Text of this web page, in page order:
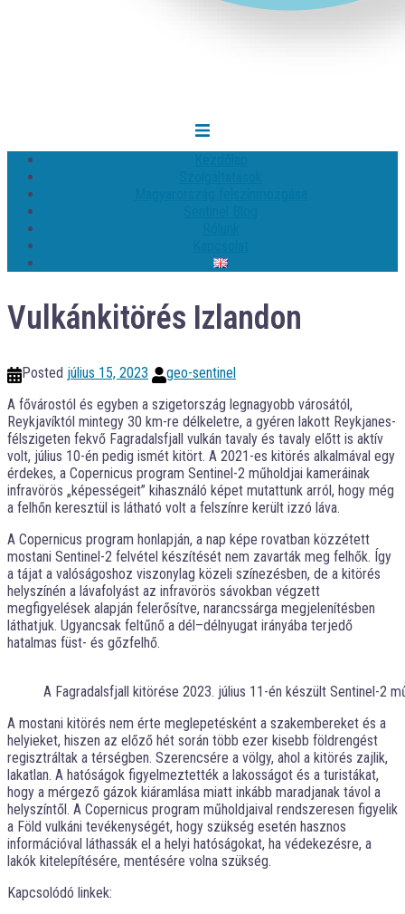
Vulkánkitörés Izlandon
Posted július 15, 2023
geo-sentinel
A fővárostól és egyben a szigetország legnagyobb városától,
Reykjavíktól mintegy 30 km-re délkeletre, a gyéren lakott Reykjanes-
félszigeten fekvő Fagradalsfjall vulkán tavaly és tavaly előtt is aktív
volt, július 10-én pedig ismét kitört. A 2021-es kitörés alkalmával egy
érdekes, a Copernicus program Sentinel-2 műholdjai kameráinak
infravörös „képességeit” kihasználó képet mutattunk arról, hogy még
a felhőn keresztül is látható volt a felszínre került izzó láva.
A Copernicus program honlapján, a nap képe rovatban közzétett
mostani Sentinel-2 felvétel készítését nem zavarták meg felhők. Így
a tájat a valóságoshoz viszonylag közeli színezésben, de a kitörés
helyszínén a lávafolyást az infravörös sávokban végzett
megfigyelések alapján felerősítve, narancssárga megjelenítésben
láthatjuk. Ugyancsak feltűnő a dél–délnyugat irányába terjedő
hatalmas füst- és gőzfelhő.
A Fagradalsfjall kitörése 2023. július 11-én készült Sentinel-2
A mostani kitörés nem érte meglepetésként a szakembereket és a
helyieket, hiszen az előző hét során több ezer kisebb földrengést
regisztráltak a térségben. Szerencsére a völgy, ahol a kitörés zajlik,
lakatlan. A hatóságok figyelmeztették a lakosságot és a turistákat,
hogy a mérgező gázok kiáramlása miatt inkább maradjanak távol a
helyszíntől. A Copernicus program műholdjaival rendszeresen figyelik
a Föld vulkáni tevékenységét, hogy szükség esetén hasznos
információval láthassák el a helyi hatóságokat, ha védekezésre, a
lakók kitelepítésére, mentésére volna szükség.
Kapcsolódó linkek: